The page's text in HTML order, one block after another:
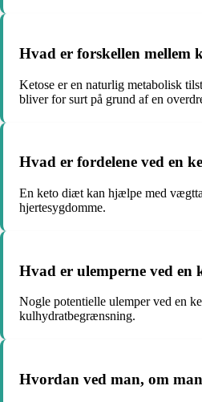
Hvad er forskellen mellem
Ketose er en naturlig metabolisk
bliver for surt på grund af en
Hvad er fordelene ved en
En keto diæt kan hjælpe med
hjertesygdomme.
Hvad er ulemperne ved en
Nogle potentielle ulemper ved en
kulhydratbegrænsning.
Hvordan ved man, om